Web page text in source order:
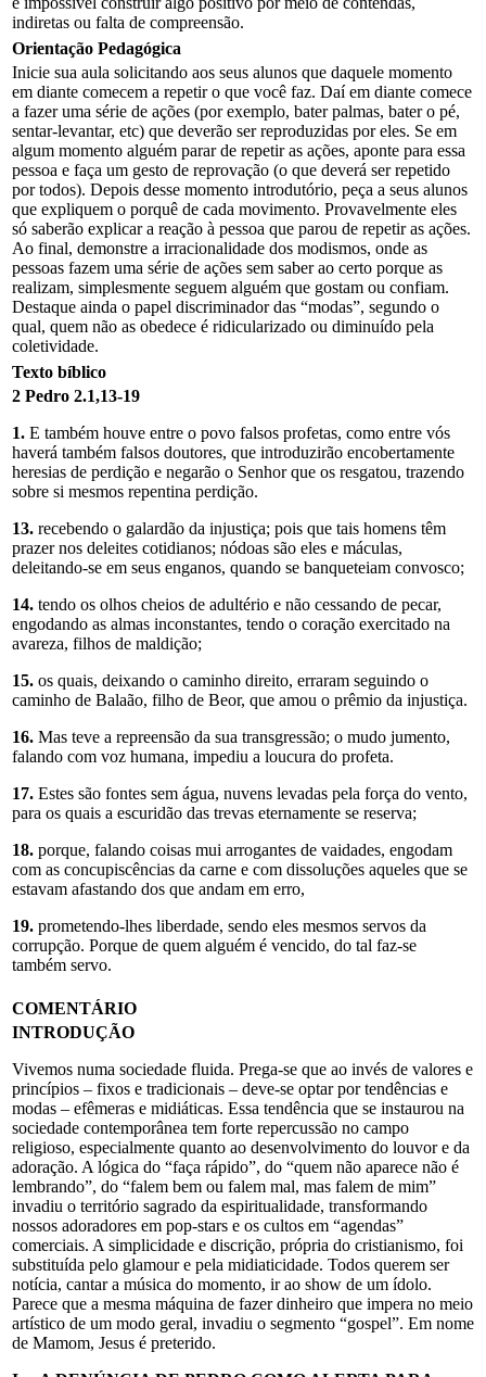
indiretas ou falta de compreensão.
Orientação Pedagógica
Inicie sua aula solicitando aos seus alunos que daquele momento
em diante comecem a repetir o que você faz. Daí em diante comece
a fazer uma série de ações (por exemplo, bater palmas, bater o pé,
sentar-levantar, etc) que deverão ser reproduzidas por eles. Se em
algum momento alguém parar de repetir as ações, aponte para essa
pessoa e faça um gesto de reprovação (o que deverá ser repetido
por todos). Depois desse momento introdutório, peça a seus alunos
que expliquem o porquê de cada movimento. Provavelmente eles
só saberão explicar a reação à pessoa que parou de repetir as ações.
Ao final, demonstre a irracionalidade dos modismos, onde as
pessoas fazem uma série de ações sem saber ao certo porque as
realizam, simplesmente seguem alguém que gostam ou confiam.
Destaque ainda o papel discriminador das “modas”, segundo o
qual, quem não as obedece é ridicularizado ou diminuído pela
coletividade.
Texto bíblico
2 Pedro 2.1,13-19
1. E também houve entre o povo falsos profetas, como entre vós
haverá também falsos doutores, que introduzirão encobertamente
heresias de perdição e negarão o Senhor que os resgatou, trazendo
sobre si mesmos repentina perdição.
13. recebendo o galardão da injustiça; pois que tais homens têm
prazer nos deleites cotidianos; nódoas são eles e máculas,
deleitando-se em seus enganos, quando se banqueteiam convosco;
14. tendo os olhos cheios de adultério e não cessando de pecar,
engodando as almas inconstantes, tendo o coração exercitado na
avareza, filhos de maldição;
15. os quais, deixando o caminho direito, erraram seguindo o
caminho de Balaão, filho de Beor, que amou o prêmio da injustiça.
16. Mas teve a repreensão da sua transgressão; o mudo jumento,
falando com voz humana, impediu a loucura do profeta.
17. Estes são fontes sem água, nuvens levadas pela força do vento,
para os quais a escuridão das trevas eternamente se reserva;
18. porque, falando coisas mui arrogantes de vaidades, engodam
com as concupiscências da carne e com dissoluções aqueles que se
estavam afastando dos que andam em erro,
19. prometendo-lhes liberdade, sendo eles mesmos servos da
corrupção. Porque de quem alguém é vencido, do tal faz-se
também servo.
COMENTÁRIO
INTRODUÇÃO
Vivemos numa sociedade fluida. Prega-se que ao invés de valores e
princípios – fixos e tradicionais – deve-se optar por tendências e
modas – efêmeras e midiáticas. Essa tendência que se instaurou na
sociedade contemporânea tem forte repercussão no campo
religioso, especialmente quanto ao desenvolvimento do louvor e da
adoração. A lógica do “faça rápido”, do “quem não aparece não é
lembrando”, do “falem bem ou falem mal, mas falem de mim”
invadiu o território sagrado da espiritualidade, transformando
nossos adoradores em pop-stars e os cultos em “agendas”
comerciais. A simplicidade e discrição, própria do cristianismo, foi
substituída pelo glamour e pela midiaticidade. Todos querem ser
notícia, cantar a música do momento, ir ao show de um ídolo.
Parece que a mesma máquina de fazer dinheiro que impera no meio
artístico de um modo geral, invadiu o segmento “gospel”. Em nome
de Mamom, Jesus é preterido.